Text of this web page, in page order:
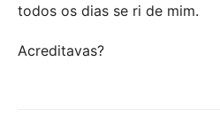
todos os dias se ri de mim.
Acreditavas?